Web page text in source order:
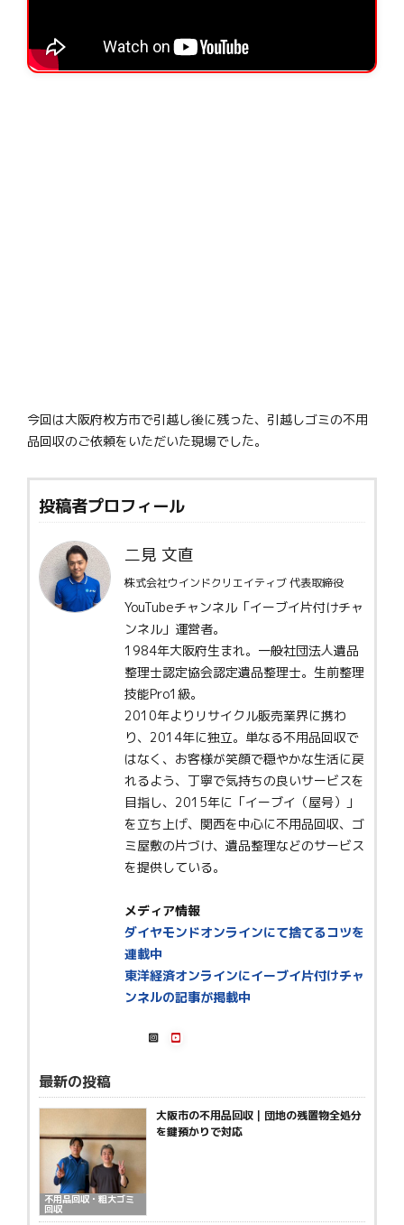
今回は大阪府枚方市で引越し後に残った、引越しゴミの不用
品回収のご依頼をいただいた現場でした。
投稿者プロフィール
二見 文直
株式会社ウインドクリエイティブ 代表取締役
YouTubeチャンネル「イーブイ片付けチャ
ンネル」運営者。
1984年大阪府生まれ。一般社団法人遺品
整理士認定協会認定遺品整理士。生前整理
技能Pro1級。
2010年よりリサイクル販売業界に携わ
り、2014年に独立。単なる不用品回収で
はなく、お客様が笑顔で穏やかな生活に戻
れるよう、丁寧で気持ちの良いサービスを
目指し、2015年に「イーブイ（屋号）」
を立ち上げ、関西を中心に不用品回収、ゴ
ミ屋敷の片づけ、遺品整理などのサービス
を提供している。
メディア情報
ダイヤモンドオンラインにて捨てるコツを
連載中
東洋経済オンラインにイーブイ片付けチャ
ンネルの記事が掲載中
最新の投稿
不用品回収・粗大ゴミ
回収
大阪市の不用品回収｜団地の残置物全処分
を鍵預かりで対応